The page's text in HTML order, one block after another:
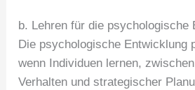
b. Lehren für die psychologische
Die psychologische Entwicklung
wenn Individuen lernen,
Verhalten und strategischer